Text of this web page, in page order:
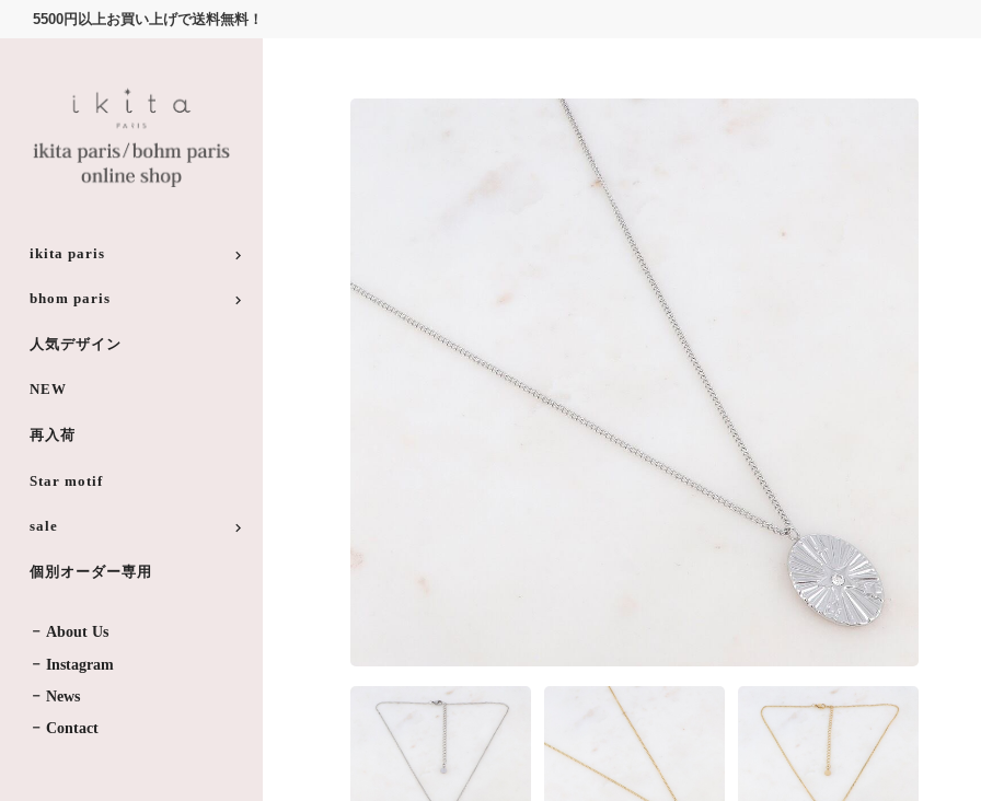
5500円以上お買い上げで送料無料！
ikita paris
bhom paris
人気デザイン
NEW
再入荷
Star motif
sale
個別オーダー専用
About Us
Instagram
News
Contact